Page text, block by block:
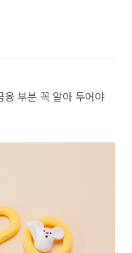
부분 꼭 알아 두어야